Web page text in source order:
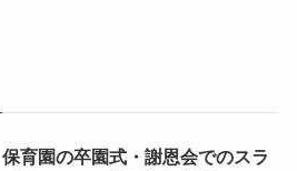
保育園の卒園式・謝恩会でのスラ